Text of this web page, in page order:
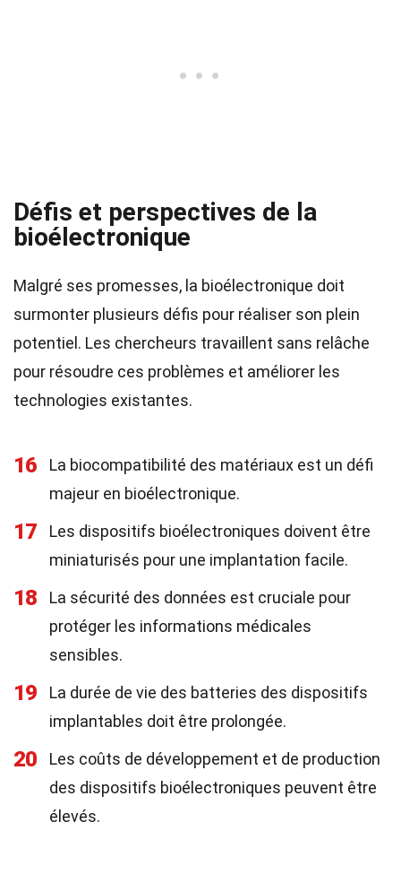
Défis et perspectives de la
bioélectronique
Malgré ses promesses, la bioélectronique doit
surmonter plusieurs défis pour réaliser son plein
potentiel. Les chercheurs travaillent sans relâche
pour résoudre ces problèmes et améliorer les
technologies existantes.
16
La biocompatibilité des matériaux est un défi
majeur en bioélectronique.
17
Les dispositifs bioélectroniques doivent être
miniaturisés pour une implantation facile.
18
La sécurité des données est cruciale pour
protéger les informations médicales
sensibles.
19
La durée de vie des batteries des dispositifs
implantables doit être prolongée.
20
Les coûts de développement et de production
des dispositifs bioélectroniques peuvent être
élevés.